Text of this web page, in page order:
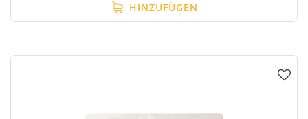
HINZUFÜGEN